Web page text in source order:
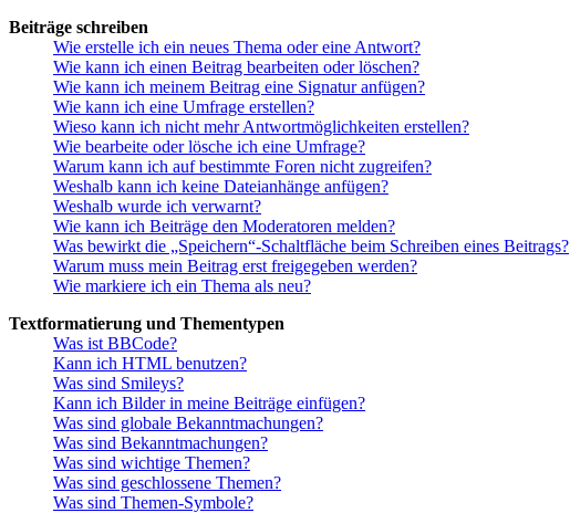
Beiträge schreiben
Wie erstelle ich ein neues Thema oder eine Antwort?
Wie kann ich einen Beitrag bearbeiten oder löschen?
Wie kann ich meinem Beitrag eine Signatur anfügen?
Wie kann ich eine Umfrage erstellen?
Wieso kann ich nicht mehr Antwortmöglichkeiten erstellen?
Wie bearbeite oder lösche ich eine Umfrage?
Warum kann ich auf bestimmte Foren nicht zugreifen?
Weshalb kann ich keine Dateianhänge anfügen?
Weshalb wurde ich verwarnt?
Wie kann ich Beiträge den Moderatoren melden?
Was bewirkt die „Speichern“-Schaltfläche beim Schreiben eines Beitrags?
Warum muss mein Beitrag erst freigegeben werden?
Wie markiere ich ein Thema als neu?
Textformatierung und Thementypen
Was ist BBCode?
Kann ich HTML benutzen?
Was sind Smileys?
Kann ich Bilder in meine Beiträge einfügen?
Was sind globale Bekanntmachungen?
Was sind Bekanntmachungen?
Was sind wichtige Themen?
Was sind geschlossene Themen?
Was sind Themen-Symbole?